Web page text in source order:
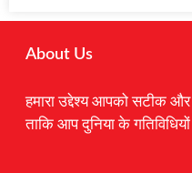
About Us
हमारा उद्देश्य आपको सटीक और
ताकि आप दुनिया के